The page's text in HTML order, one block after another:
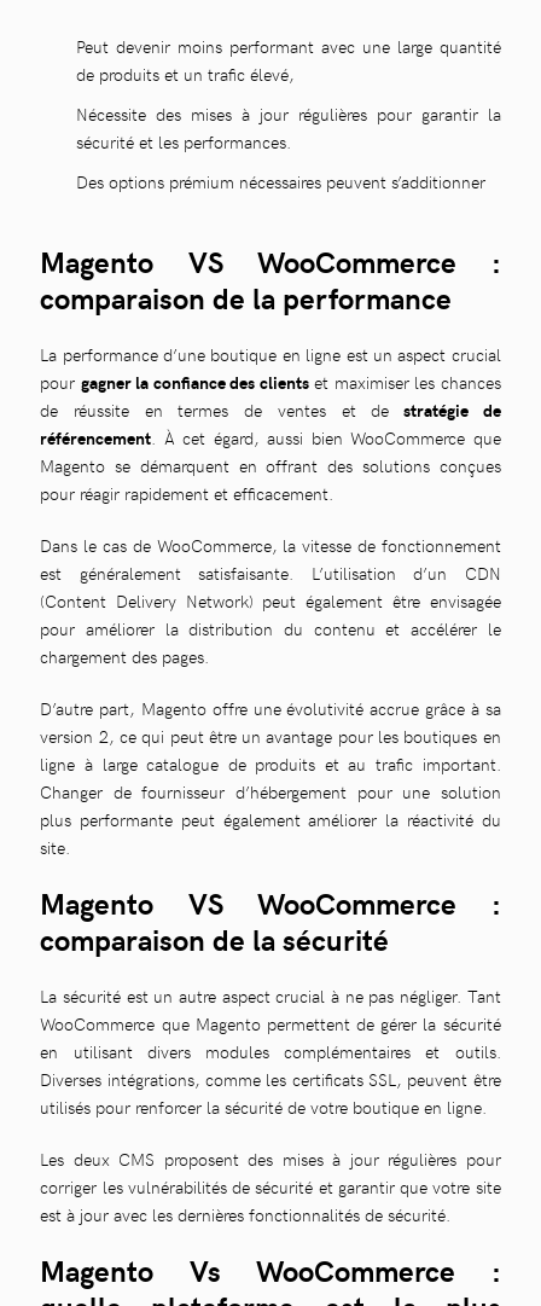
Peut devenir moins performant avec une large quantité
de produits et un trafic élevé,
Nécessite des mises à jour régulières pour garantir la
sécurité et les performances.
Des options prémium nécessaires peuvent s’additionner
Magento VS WooCommerce :
comparaison de la performance
La performance d’une boutique en ligne est un aspect crucial
pour gagner la confiance des clientset maximiser les chances
de réussite en termes de ventes et de stratégie de
référencement. À cet égard, aussi bien WooCommerce que
Magento se démarquent en offrant des solutions conçues
pour réagir rapidement et efficacement.
Dans le cas de WooCommerce, la vitesse de fonctionnement
est généralement satisfaisante. L’utilisation d’un CDN
(Content Delivery Network) peut également être envisagée
pour améliorer la distribution du contenu et accélérer le
chargement des pages.
D’autre part, Magento offre une évolutivité accrue grâce à sa
version 2, ce qui peut être un avantage pour les boutiques en
ligne à large catalogue de produits et au trafic important.
Changer de fournisseur d’hébergement pour une solution
plus performante peut également améliorer la réactivité du
site.
Magento VS WooCommerce :
comparaison de la sécurité
La sécurité est un autre aspect crucial à ne pas négliger. Tant
WooCommerce que Magento permettent de gérer la sécurité
en utilisant divers modules complémentaires et outils.
Diverses intégrations, comme les certificats SSL, peuvent être
utilisés pour renforcer la sécurité de votre boutique en ligne.
Les deux CMS proposent des mises à jour régulières pour
corriger les vulnérabilités de sécurité et garantir que votre site
est à jour avec les dernières fonctionnalités de sécurité.
Magento Vs WooCommerce :